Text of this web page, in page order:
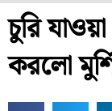
চুরি
করলো